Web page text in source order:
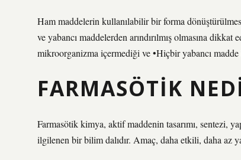
Ham maddelerin kullanılabilir bir forma
ve yabancı maddelerden arındırılmış olmasına
mikroorganizma içermediği ve •Hiçbir yabancı madde
FARMASÖTIK
Farmasötik kimya, aktif maddenin tasarımı, sentezi,
ilgilenen bir bilim dalıdır. Amaç, daha etkili, daha az